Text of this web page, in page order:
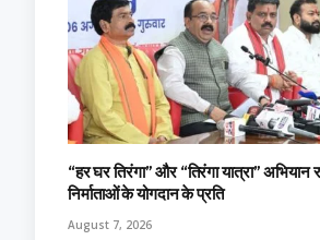
“हर घर तिरंगा” और “तिरंगा यात्रा” अभियान
निर्माताओं के योगदान के प्रति
August 7, 2026